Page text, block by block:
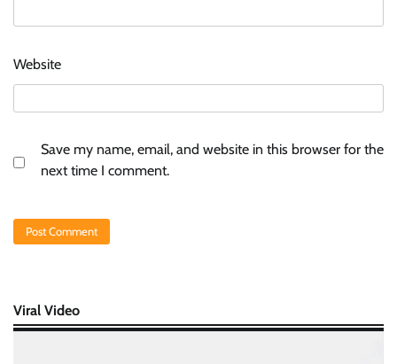
Website
Save my name, email, and website in this browser for the
next time I comment.
Viral Video